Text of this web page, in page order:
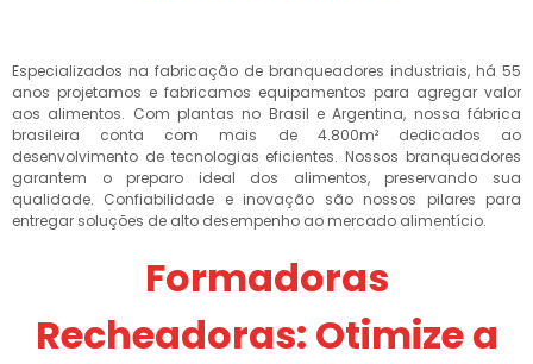
Especializados na fabricação de branqueadores industriais, há 55
anos projetamos e fabricamos equipamentos para agregar valor
aos alimentos. Com plantas no Brasil e Argentina, nossa fábrica
brasileira conta com mais de 4.800m² dedicados ao
desenvolvimento de tecnologias eficientes. Nossos branqueadores
garantem o preparo ideal dos alimentos, preservando sua
qualidade. Confiabilidade e inovação são nossos pilares para
entregar soluções de alto desempenho ao mercado alimentício.
Formadoras
Recheadoras: Otimize a